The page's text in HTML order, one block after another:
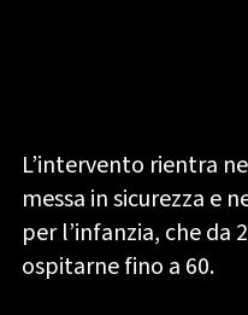
L’intervento rientra
messa in sicurezza e
per l’infanzia, che
ospitarne fino a 60.